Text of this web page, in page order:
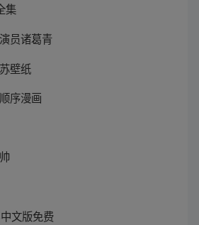
集
员诸葛青
壁纸
序漫画
文版免费